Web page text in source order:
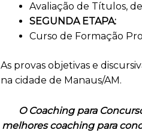
Avaliação de Títulos,
SEGUNDA ETAPA:
Curso de Formação
As provas objetivas e
na cidade de Manaus/AM.
O Coaching para
melhores coaching para